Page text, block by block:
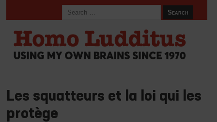
Les squatteurs et la loi qui les
protège